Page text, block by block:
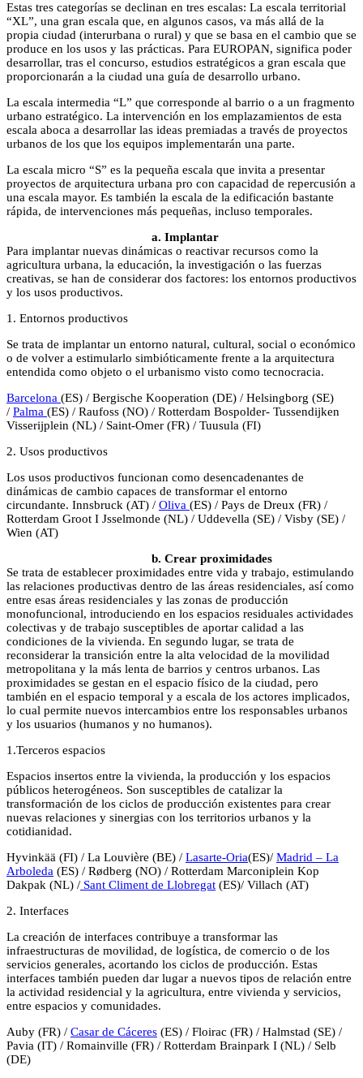
Estas tres categorías se declinan en tres escalas: La escala territorial
“XL”, una gran escala que, en algunos casos, va más allá de la
propia ciudad (interurbana o rural) y que se basa en el cambio que se
produce en los usos y las prácticas. Para EUROPAN, significa poder
desarrollar, tras el concurso, estudios estratégicos a gran escala que
proporcionarán a la ciudad una guía de desarrollo urbano.
La escala intermedia “L” que corresponde al barrio o a un fragmento
urbano estratégico. La intervención en los emplazamientos de esta
escala aboca a desarrollar las ideas premiadas a través de proyectos
urbanos de los que los equipos implementarán una parte.
La escala micro “S” es la pequeña escala que invita a presentar
proyectos de arquitectura urbana pro con capacidad de repercusión a
una escala mayor. Es también la escala de la edificación bastante
rápida, de intervenciones más pequeñas, incluso temporales.
a. Implantar
Para implantar nuevas dinámicas o reactivar recursos como la
agricultura urbana, la educación, la investigación o las fuerzas
creativas, se han de considerar dos factores: los entornos productivos
y los usos productivos.
1. Entornos productivos
Se trata de implantar un entorno natural, cultural, social o económico
o de volver a estimularlo simbióticamente frente a la arquitectura
entendida como objeto o el urbanismo visto como tecnocracia.
Barcelona (ES) / Bergische Kooperation (DE) / Helsingborg (SE)
/ Palma (ES) / Raufoss (NO) / Rotterdam Bospolder- Tussendijken
Visserijplein (NL) / Saint-Omer (FR) / Tuusula (FI)
2. Usos productivos
Los usos productivos funcionan como desencadenantes de
dinámicas de cambio capaces de transformar el entorno
circundante. Innsbruck (AT) / Oliva (ES) / Pays de Dreux (FR) /
Rotterdam Groot I Jsselmonde (NL) / Uddevella (SE) / Visby (SE) /
Wien (AT)
b. Crear proximidades
Se trata de establecer proximidades entre vida y trabajo, estimulando
las relaciones productivas dentro de las áreas residenciales, así como
entre esas áreas residenciales y las zonas de producción
monofuncional, introduciendo en los espacios residuales actividades
colectivas y de trabajo susceptibles de aportar calidad a las
condiciones de la vivienda. En segundo lugar, se trata de
reconsiderar la transición entre la alta velocidad de la movilidad
metropolitana y la más lenta de barrios y centros urbanos. Las
proximidades se gestan en el espacio físico de la ciudad, pero
también en el espacio temporal y a escala de los actores implicados,
lo cual permite nuevos intercambios entre los responsables urbanos
y los usuarios (humanos y no humanos).
1.Terceros espacios
Espacios insertos entre la vivienda, la producción y los espacios
públicos heterogéneos. Son susceptibles de catalizar la
transformación de los ciclos de producción existentes para crear
nuevas relaciones y sinergias con los territorios urbanos y la
cotidianidad.
Hyvinkää (FI) / La Louvière (BE) / Lasarte-Oria(ES)/ Madrid – La
Arboleda (ES) / Rødberg (NO) / Rotterdam Marconiplein Kop
Dakpak (NL) / Sant Climent de Llobregat (ES)/ Villach (AT)
2. Interfaces
La creación de interfaces contribuye a transformar las
infraestructuras de movilidad, de logística, de comercio o de los
servicios generales, acortando los ciclos de producción. Estas
interfaces también pueden dar lugar a nuevos tipos de relación entre
la actividad residencial y la agricultura, entre vivienda y servicios,
entre espacios y comunidades.
Auby (FR) / Casar de Cáceres (ES) / Floirac (FR) / Halmstad (SE) /
Pavia (IT) / Romainville (FR) / Rotterdam Brainpark I (NL) / Selb
(DE)